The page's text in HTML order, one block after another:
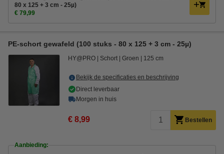
80 x 125 + 3 cm - 25µ)
€ 79,99
PE-schort gewafeld (100 stuks - 80 x 125 + 3 cm - 25µ)
HY@PRO Schort Groen 125 cm
Bekijk de specificaties en beschrijving
Direct leverbaar
Morgen in huis
€ 8,99 Bestellen
Aanbieding: